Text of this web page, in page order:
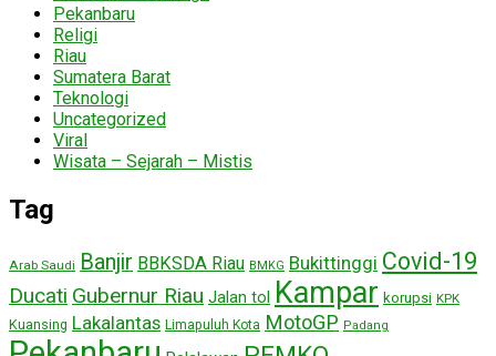
Pekanbaru
Religi
Riau
Sumatera Barat
Teknologi
Uncategorized
Viral
Wisata – Sejarah – Mistis
Tag
Arab Saudi Banjir BBKSDA Riau BMKG Bukittinggi Covid-19
Ducati Gubernur Riau Jalan tol Kampar korupsi KPK
Kuansing Lakalantas Limapuluh Kota MotoGP Padang